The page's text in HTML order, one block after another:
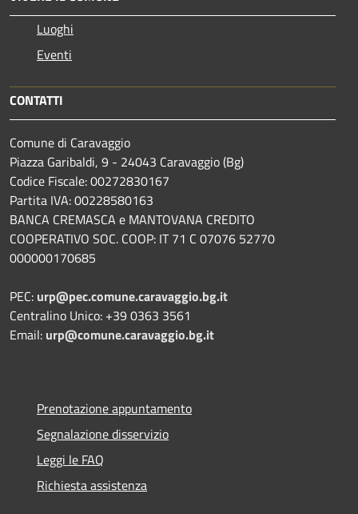
Luoghi
Eventi
CONTATTI
Comune di Caravaggio
Piazza Garibaldi, 9 - 24043 Caravaggio (Bg)
Codice Fiscale: 00272830167
Partita IVA: 00228580163
BANCA CREMASCA e MANTOVANA CREDITO
COOPERATIVO SOC. COOP: IT 71 C 07076 52770
000000170685
PEC: urp@pec.comune.caravaggio.bg.it
Centralino Unico: +39 0363 3561
Email: urp@comune.caravaggio.bg.it
Prenotazione appuntamento
Segnalazione disservizio
Leggi le FAQ
Richiesta assistenza